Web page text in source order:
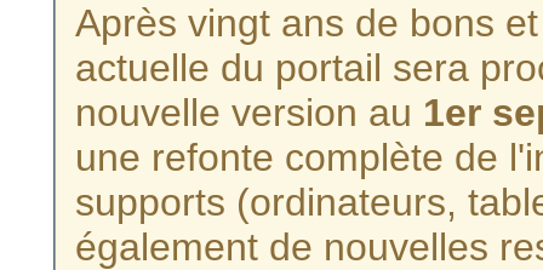
Après vingt ans de bons
actuelle du portail sera
nouvelle version au 1er
une refonte complète de
supports (ordinateurs,
également de nouvelles